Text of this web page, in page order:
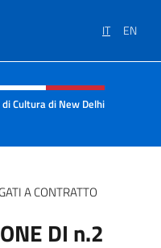
IT EN
e menù
Cultura di New Delhi
A CONTRATTO
DI n.2